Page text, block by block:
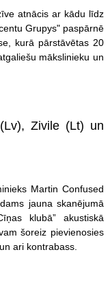
atnācis ar kādu līdz
Grupys" paspārnē
kurā pārstāvētas 20
mākslinieku un
Zivile (Lt) un
Martin Confused
jauna skanējumā
klubā” akustiskā
šoreiz pievienosies
ari kontrabass.